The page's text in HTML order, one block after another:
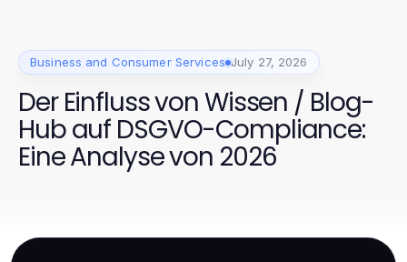
Business and Consumer Services July 27, 2026
Der Einfluss von Wissen / Blog-
Hub auf DSGVO-Compliance:
Eine Analyse von 2026